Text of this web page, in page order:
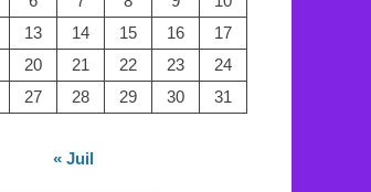
13 14 15 16
17
20 21 22 23
24
27 28 29 30 31
« Juil